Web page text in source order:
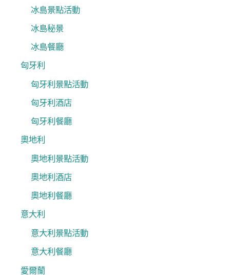
冰島景點活動
冰島秘景
冰島餐廳
匈牙利
匈牙利景點活動
匈牙利酒店
匈牙利餐廳
奧地利
奧地利景點活動
奧地利酒店
奧地利餐廳
意大利
意大利景點活動
意大利餐廳
愛爾蘭